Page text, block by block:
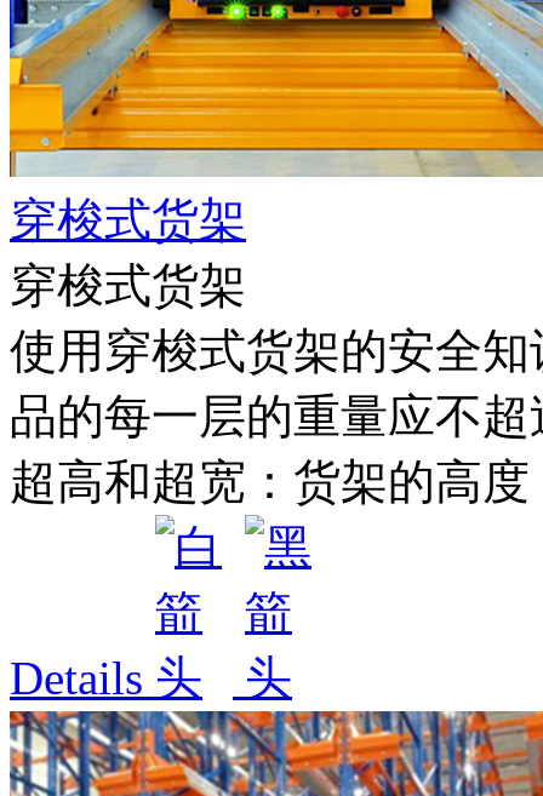
穿梭式货架
穿梭式货架
使用穿梭式货架的安全
品的每一层的重量应不
超高和超宽：货架的高
Details